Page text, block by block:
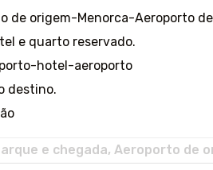
de origem-Menorca-Aeroporto
e quarto reservado.
hotel-aeroporto
destino.
e chegada, Aeroporto de